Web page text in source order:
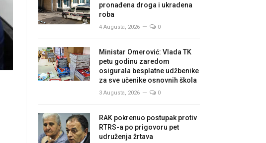
pronađena droga i ukradena
roba
4 Augusta, 2026 0
Ministar Omerović: Vlada TK
petu godinu zaredom
osigurala besplatne udžbenike
za sve učenike osnovnih škola
3 Augusta, 2026 0
RAK pokrenuo postupak protiv
RTRS-a po prigovoru pet
udruženja žrtava